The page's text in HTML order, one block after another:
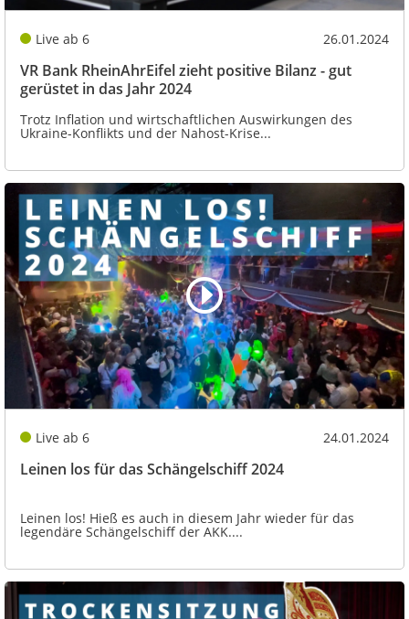
Live ab 6 26.01.2024
VR Bank RheinAhrEifel zieht positive Bilanz - gut
gerüstet in das Jahr 2024
Trotz Inflation und wirtschaftlichen Auswirkungen des
Ukraine-Konflikts und der Nahost-Krise...
Live ab 6 24.01.2024
Leinen los für das Schängelschiff 2024
Leinen los! Hieß es auch in diesem Jahr wieder für das
legendäre Schängelschiff der AKK....